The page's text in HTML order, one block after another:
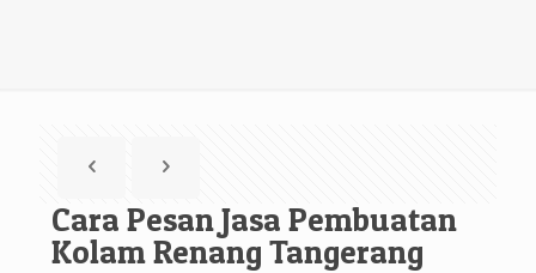
Cara Pesan Jasa Pembuatan
Kolam Renang Tangerang